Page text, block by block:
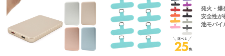
発火・爆
安全性が
池モバイ